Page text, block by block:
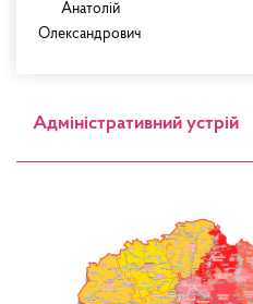
Анатолій
Олександрович
Адміністративний устрій